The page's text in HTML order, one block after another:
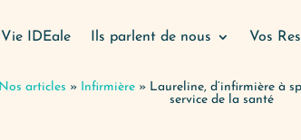
IDEale Ils parlent de nous Vos
Nos articles » Infirmière » Laureline, d’infirmière à
service de la santé